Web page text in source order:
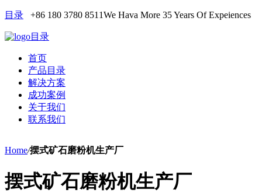
目录 +86 180 3780 8511We Hava More 35 Years Of Expeiences
目录
首页
产品目录
解决方案
成功案例
关于我们
联系我们
Home/摆式矿石磨粉机生产厂
摆式矿石磨粉机生产厂